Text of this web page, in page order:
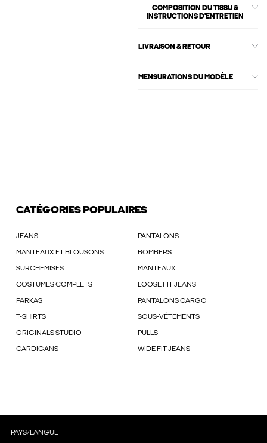
COMPOSITION DU TISSU &
INSTRUCTIONS D'ENTRETIEN
LIVRAISON & RETOUR
MENSURATIONS DU MODÈLE
CATÉGORIES POPULAIRES
JEANS PANTALONS
MANTEAUX ET BLOUSONS BOMBERS
SURCHEMISES MANTEAUX
COSTUMES COMPLETS LOOSE FIT JEANS
PARKAS PANTALONS CARGO
T-SHIRTS SOUS-VÊTEMENTS
ORIGINALS STUDIO PULLS
CARDIGANS WIDE FIT JEANS
PAYS/LANGUE